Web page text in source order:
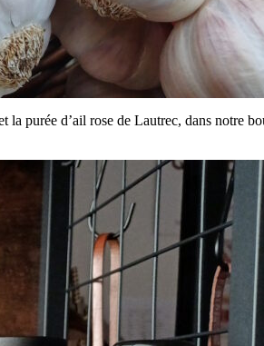
purée d’ail rose de Lautrec, dans notre